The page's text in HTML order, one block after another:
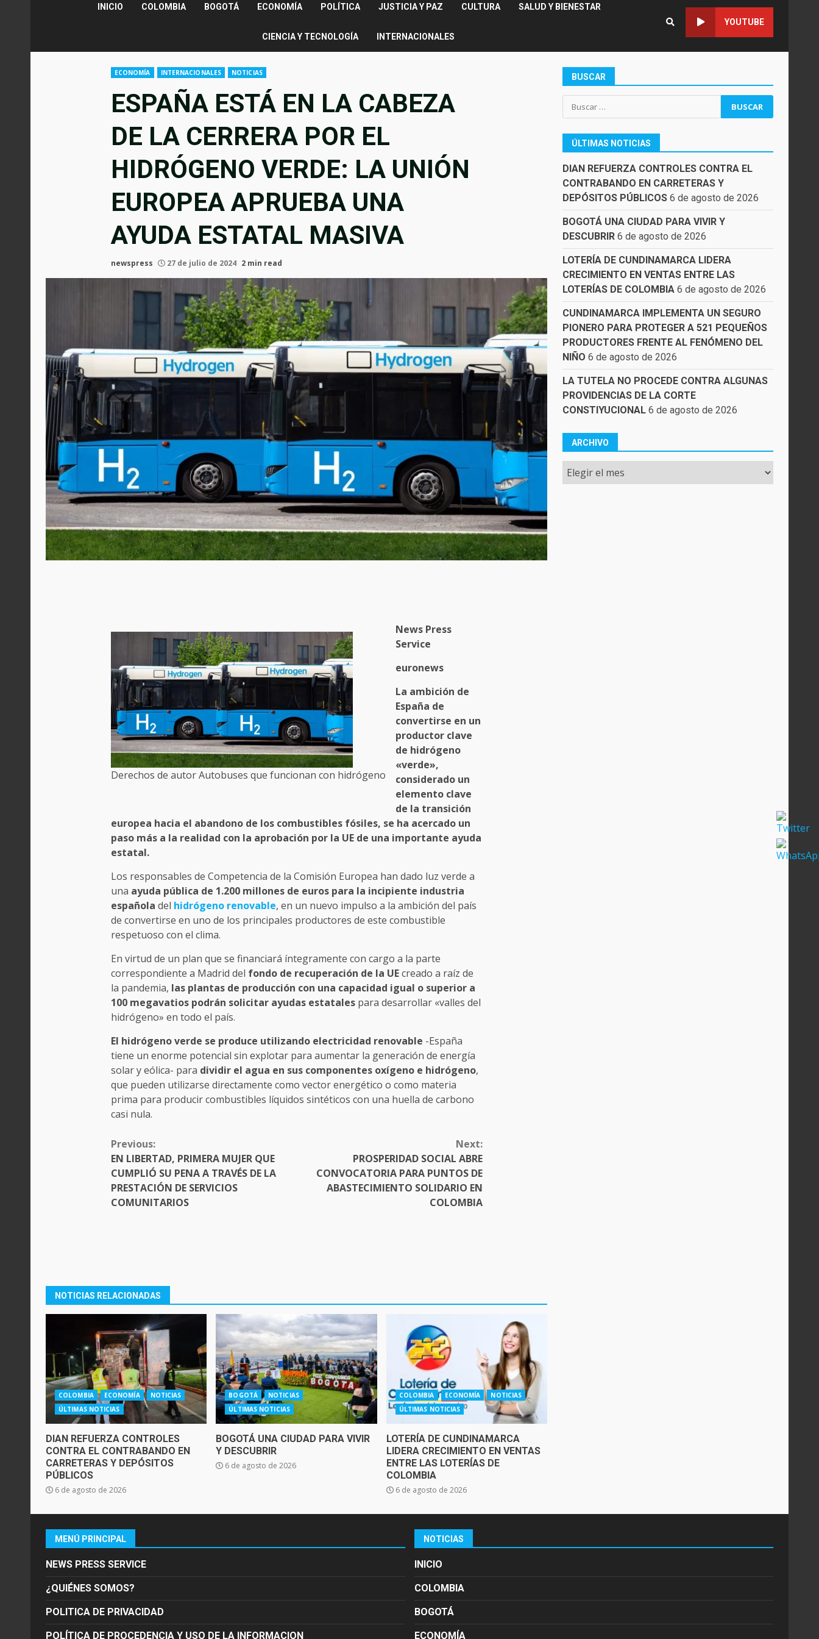
INICIO COLOMBIA BOGOTÁ ECONOMÍA POLÍTICA JUSTICIA Y PAZ CULTURA SALUD Y BIENESTAR
CIENCIA Y TECNOLOGÍA INTERNACIONALES
YOUTUBE
ECONOMÍA INTERNACIONALES NOTICIAS
ESPAÑA ESTÁ EN LA CABEZA
DE LA CERRERA POR EL
HIDRÓGENO VERDE: LA UNIÓN
EUROPEA APRUEBA UNA
AYUDA ESTATAL MASIVA
newspress 27 de julio de 2024 2 min read
Derechos de autor Autobuses que funcionan con hidrógeno
News Press
Service
euronews
La ambición de
España de
convertirse en un
productor clave
de hidrógeno
«verde»,
considerado un
elemento clave
de la transición
europea hacia el abandono de los combustibles fósiles, se ha acercado un
paso más a la realidad con la aprobación por la UE de una importante ayuda
estatal.
Los responsables de Competencia de la Comisión Europea han dado luz verde a
una ayuda pública de 1.200 millones de euros para la incipiente industria
española del hidrógeno renovable, en un nuevo impulso a la ambición del país
de convertirse en uno de los principales productores de este combustible
respetuoso con el clima.
En virtud de un plan que se financiará íntegramente con cargo a la parte
correspondiente a Madrid del fondo de recuperación de la UEcreado a raíz de
la pandemia, las plantas de producción con una capacidad igual o superior a
100 megavatios podrán solicitar ayudas estatalespara desarrollar «valles del
hidrógeno» en todo el país.
El hidrógeno verde se produce utilizando electricidad renovable -España
tiene un enorme potencial sin explotar para aumentar la generación de energía
solar y eólica- para dividir el agua en sus componentes oxígeno e hidrógeno,
que pueden utilizarse directamente como vector energético o como materia
prima para producir combustibles líquidos sintéticos con una huella de carbono
casi nula.
CONTINUE
READING
Previous:
EN LIBERTAD, PRIMERA MUJER QUE
CUMPLIÓ SU PENA A TRAVÉS DE LA
PRESTACIÓN DE SERVICIOS
COMUNITARIOS
Next:
PROSPERIDAD SOCIAL ABRE
CONVOCATORIA PARA PUNTOS DE
ABASTECIMIENTO SOLIDARIO EN
COLOMBIA
NOTICIAS RELACIONADAS
COLOMBIA ECONOMÍA
NOTICIAS
ÚLTIMAS NOTICIAS
DIAN REFUERZA CONTROLES
CONTRA EL CONTRABANDO EN
CARRETERAS Y DEPÓSITOS
PÚBLICOS
6 de agosto de 2026
BOGOTÁ
NOTICIAS
ÚLTIMAS NOTICIAS
BOGOTÁ UNA CIUDAD PARA VIVIR
Y DESCUBRIR
6 de agosto de 2026
COLOMBIA ECONOMÍA
NOTICIAS
ÚLTIMAS NOTICIAS
LOTERÍA DE CUNDINAMARCA
LIDERA CRECIMIENTO EN VENTAS
ENTRE LAS LOTERÍAS DE
COLOMBIA
6 de agosto de 2026
BUSCAR
Buscar:
ÚLTIMAS NOTICIAS
DIAN REFUERZA CONTROLES CONTRA EL
CONTRABANDO EN CARRETERAS Y
DEPÓSITOS PÚBLICOS 6 de agosto de 2026
BOGOTÁ UNA CIUDAD PARA VIVIR Y
DESCUBRIR 6 de agosto de 2026
LOTERÍA DE CUNDINAMARCA LIDERA
CRECIMIENTO EN VENTAS ENTRE LAS
LOTERÍAS DE COLOMBIA 6 de agosto de 2026
CUNDINAMARCA IMPLEMENTA UN SEGURO
PIONERO PARA PROTEGER A 521 PEQUEÑOS
PRODUCTORES FRENTE AL FENÓMENO DEL
NIÑO 6 de agosto de 2026
LA TUTELA NO PROCEDE CONTRA ALGUNAS
PROVIDENCIAS DE LA CORTE
CONSTIYUCIONAL 6 de agosto de 2026
ARCHIVO
Archivo
MENÚ PRINCIPAL
NEWS PRESS SERVICE
¿QUIÉNES SOMOS?
POLITICA DE PRIVACIDAD
POLÍTICA DE PROCEDENCIA Y USO DE LA INFORMACION
NOTICIAS
INICIO
COLOMBIA
BOGOTÁ
ECONOMÍA